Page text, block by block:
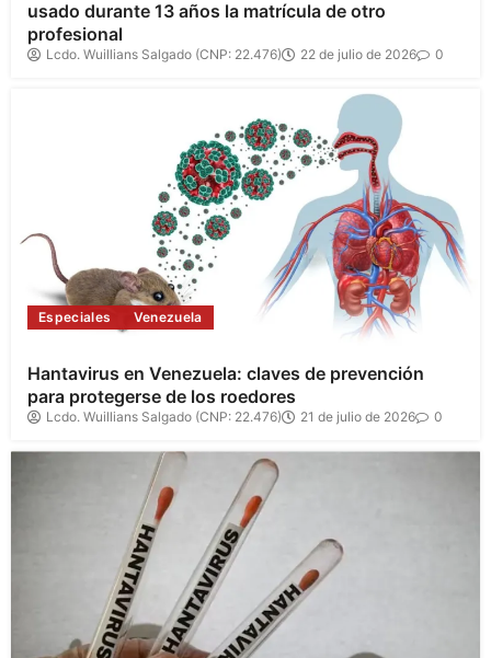
usado durante 13 años la matrícula de otro
profesional
Lcdo. Wuillians Salgado (CNP: 22.476) 22 de julio de 2026 0
Especiales Venezuela
Hantavirus en Venezuela: claves de prevención
para protegerse de los roedores
Lcdo. Wuillians Salgado (CNP: 22.476) 21 de julio de 2026 0